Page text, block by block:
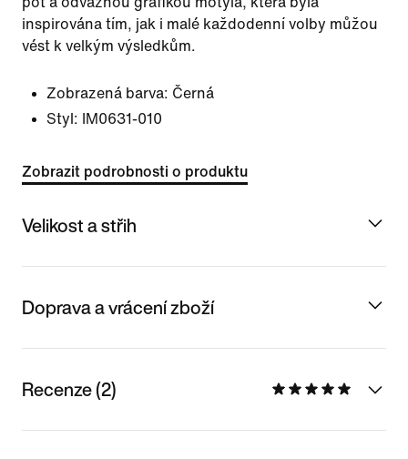
inspirována tím, jak i malé každodenní volby můžou
vést k velkým výsledkům.
Zobrazená barva: Černá
Styl:
IM0631-010
Zobrazit podrobnosti o produktu
Velikost a střih
Doprava a vrácení zboží
Recenze (2)